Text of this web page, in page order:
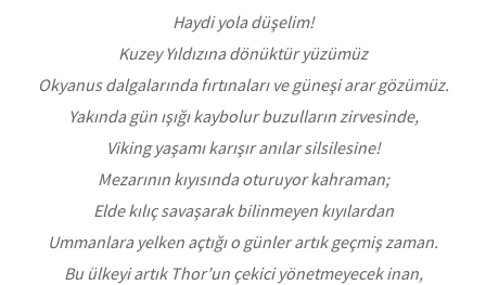
Haydi yola düşelim!
Kuzey Yıldızına dönüktür yüzümüz
Okyanus dalgalarında fırtınaları ve güneşi arar gözümüz.
Yakında gün ışığı kaybolur buzulların zirvesinde,
Viking yaşamı karışır anılar silsilesine!
Mezarının kıyısında oturuyor kahraman;
Elde kılıç savaşarak bilinmeyen kıyılardan
Ummanlara yelken açtığı o günler artık geçmiş zaman.
Bu ülkeyi artık Thor’un çekici yönetmeyecek inan,